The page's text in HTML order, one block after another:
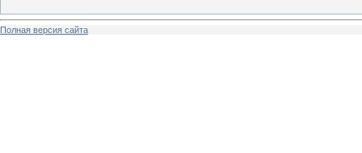
Полная версия сайта